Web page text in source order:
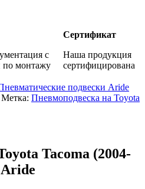
с
по монтажу
Сертификат
Наша продукция
сертифицирована
подвески Aride
Метка: Пневмоподвеска на Toyota
Tacoma (2004-
Aride